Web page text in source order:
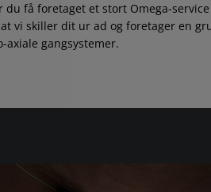
du få foretaget et stort Omega-
vi skiller dit ur ad og foretager en
axiale gangsystemer.